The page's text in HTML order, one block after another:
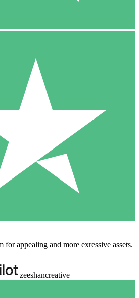
for appealing and more exressive assets.
zeeshancreative